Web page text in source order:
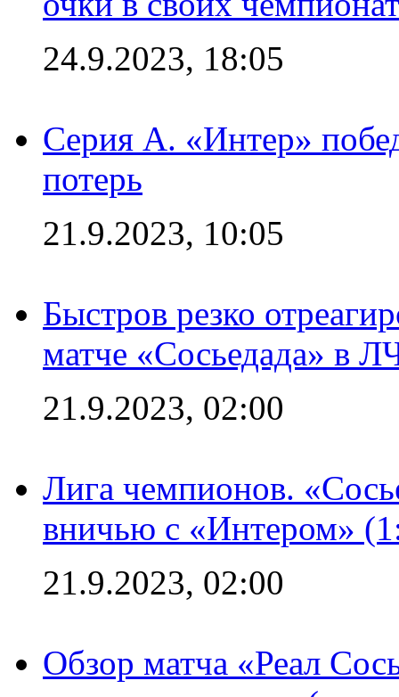
24.9.2023, 18:05
Серия А. «Интер»
потерь
21.9.2023, 10:05
Быстров резко
матче «Сосьедада» в
21.9.2023, 02:00
Лига чемпионов.
вничью с «Интером»
21.9.2023, 02:00
Обзор матча «Реал